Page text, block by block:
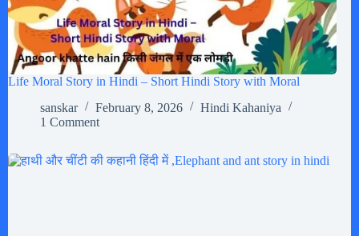
Life Moral Story in Hindi – Short Hindi Story with Moral
sanskar
February 8, 2026
Hindi Kahaniya
1 Comment